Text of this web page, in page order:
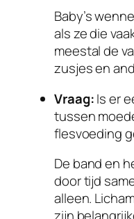
Baby’s
als ze die
meestal de
zusjes en
Vraag:Is er
tussen
flesvoeding
De band en
door tijd
alleen.